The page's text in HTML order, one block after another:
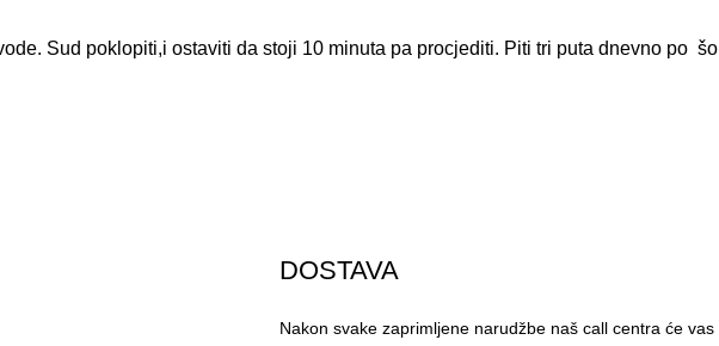
Sud poklopiti,i ostaviti da stoji 10 minuta pa procjediti. Piti tri puta dnevno po
DOSTAVA
Nakon svake zaprimljene narudžbe naš call centra će